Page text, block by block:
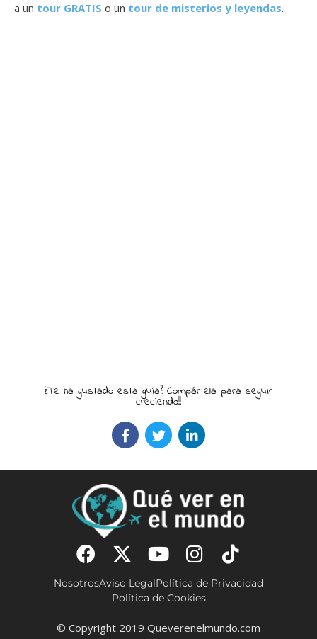
a un tour GRATIS o un tour de misterios y leyendas.
¿Te ha gustado esta guía? Compártela para seguir
creciendo!!
NosotrosAviso LegalPolítica de Privacidad
Política de Cookies
© Copyright 2019 Queverenelmundo.com